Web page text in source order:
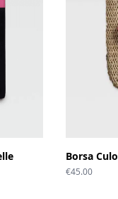
Borsa Culo
€45.00